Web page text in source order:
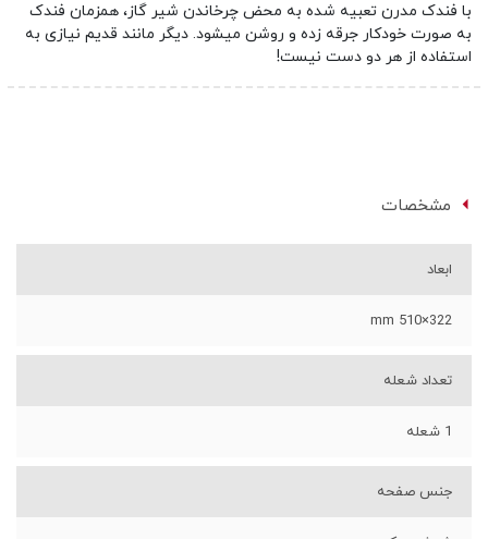
با فندک مدرن تعبیه شده به محض چرخاندن شیر گاز، همزمان فندک
به صورت خودکار جرقه زده و روشن میشود. دیگر مانند قدیم نیازی به
استفاده از هر دو دست نیست!
مشخصات
ابعاد
322×510 mm
تعداد شعله
1 شعله
جنس صفحه